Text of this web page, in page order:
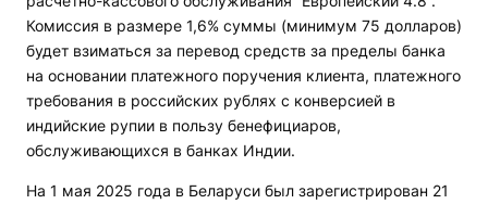
Комиссия в размере 1,6% суммы (минимум 75 долларов)
будет взиматься за перевод средств за пределы банка
на основании платежного поручения клиента, платежного
требования в российских рублях с конверсией в
индийские рупии в пользу бенефициаров,
обслуживающихся в банках Индии.
На 1 мая 2025 года в Беларуси был зарегистрирован 21